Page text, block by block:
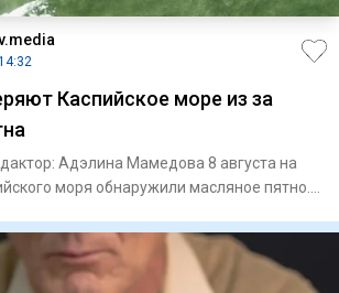
Каспийское море из за
Адэлина Мамедова 8 августа на
моря обнаружили масляное пятно.